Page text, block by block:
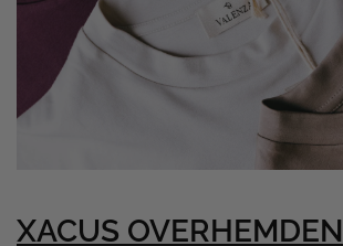
XACUS OVERHEMDEN